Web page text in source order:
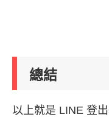
總結
以上就是 LINE 登